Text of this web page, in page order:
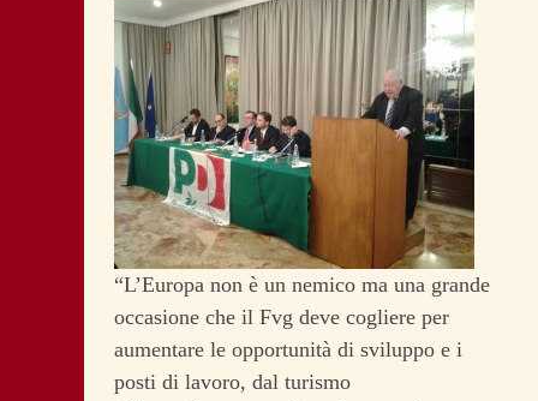
“L’Europa non è un nemico ma una grande
occasione che il Fvg deve cogliere per
aumentare le opportunità di sviluppo e i
posti di lavoro, dal turismo